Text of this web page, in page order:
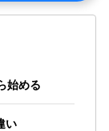
始める
い